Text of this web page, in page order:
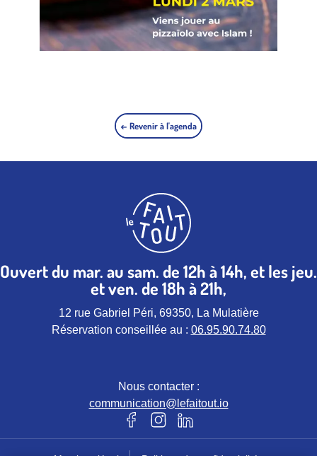
← Revenir à l'agenda
Ouvert du mar. au sam. de 12h à 14h, et les jeu.
et ven. de 18h à 21h,
12 rue Gabriel Péri, 69350, La Mulatière
Réservation conseillée au : 06.95.90.74.80
Nous contacter :
communication@lefaitout.io
Notre page Facebook (nouvel
Notre page instagram (nouvel
Notre page Linkedin